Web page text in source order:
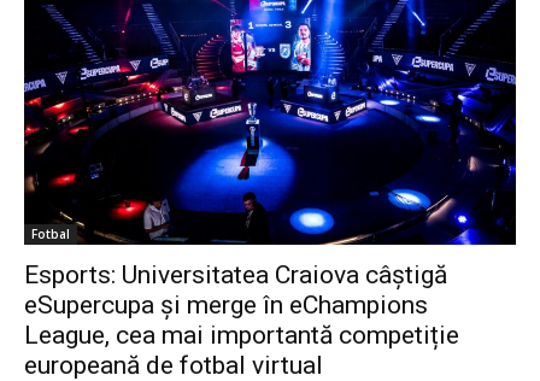
Fotbal
Esports: Universitatea Craiova câștigă
eSupercupa și merge în eChampions
League, cea mai importantă competiție
europeană de fotbal virtual